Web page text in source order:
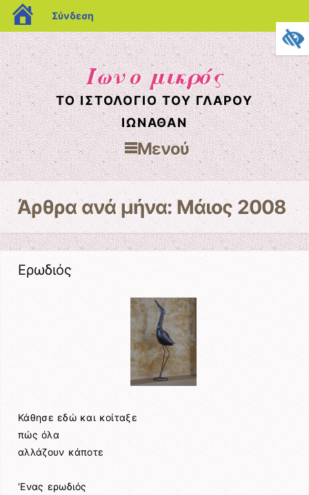
blogs.sch.gr
Σύνδεση
Ίων ο μικρός
ΤΟ ΙΣΤΟΛΌΓΙΟ ΤΟΥ ΓΛΆΡΟΥ
ΙΩΝΆΘΑΝ
Μενού
Μετάβαση στο περιεχόμενο
Άρθρα ανά μήνα: Μάιος 2008
Ερωδιός
Κάθησε εδώ και κοίταξε
πώς όλα
αλλάζουν κάποτε
‘Ενας ερωδιός